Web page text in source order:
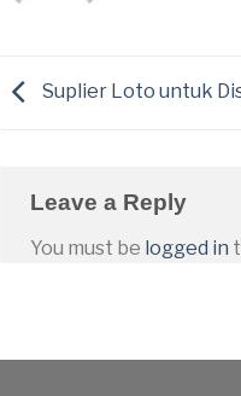
Suplier Loto untuk
Leave a Reply
You must be logged in